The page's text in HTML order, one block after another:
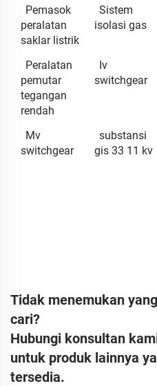
Pemasok
peralatan
saklar listrik
Sistem
isolasi gas
Peralatan
pemutar
tegangan
rendah
Iv
switchgear
Mv
switchgear
substansi
gis 33 11 kv
Tidak menemukan
cari?
Hubungi konsultan
untuk produk lainnya
tersedia.